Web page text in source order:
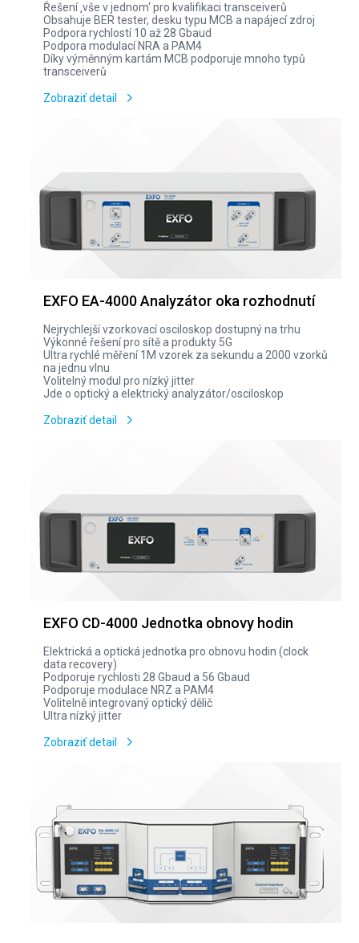
Řešení ‚vše v jednom‘ pro kvalifikaci transceiverů
Obsahuje BER tester, desku typu MCB a napájecí zdroj
Podpora rychlostí 10 až 28 Gbaud
Podpora modulací NRA a PAM4
Díky výměnným kartám MCB podporuje mnoho typů
transceiverů
Zobraziť detail
EXFO EA-4000 Analyzátor oka rozhodnutí
Nejrychlejší vzorkovací osciloskop dostupný na trhu
Výkonné řešení pro sítě a produkty 5G
Ultra rychlé měření 1M vzorek za sekundu a 2000 vzorků
na jednu vlnu
Volitelný modul pro nízký jitter
Jde o optický a elektrický analyzátor/osciloskop
Zobraziť detail
EXFO CD-4000 Jednotka obnovy hodin
Elektrická a optická jednotka pro obnovu hodin (clock
data recovery)
Podporuje rychlosti 28 Gbaud a 56 Gbaud
Podporuje modulace NRZ a PAM4
Volitelně integrovaný optický dělič
Ultra nízký jitter
Zobraziť detail